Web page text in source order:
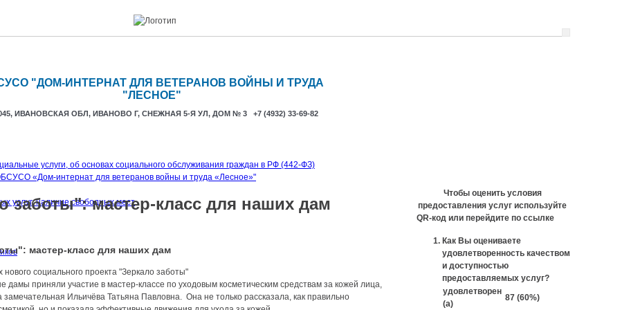
"ДОМ-ИНТЕРНАТ ДЛЯ ВЕТЕРАНОВ ВОЙНЫ И ТРУДА
"ЛЕСНОЕ"
ИВАНОВСКАЯ ОБЛ, ИВАНОВО Г, СНЕЖНАЯ 5-Я УЛ, ДОМ № 3 +7 (4932) 33-69-82
услуги, об основах социального обслуживания граждан в РФ (442-ФЗ)
«Дом-интернат для ветеранов войны и труда «Лесное»"
услуг, наличие свободных мест
заботы": мастер-класс для наших дам
мастер-класс для наших дам
нового социального проекта "Зеркало заботы"
дамы приняли участие в мастер-классе по уходовым косметическим средствам за кожей лица,
замечательная Ильичёва Татьяна Павловна. Она не только рассказала, как правильно
Чтобы оценить условия
предоставления услуг используйте
QR-код или перейдите по ссылке
Как Вы оцениваете
удовлетворенность качеством
и доступностью
предоставляемых услуг?
удовлетворен
(а)
87 (60%)